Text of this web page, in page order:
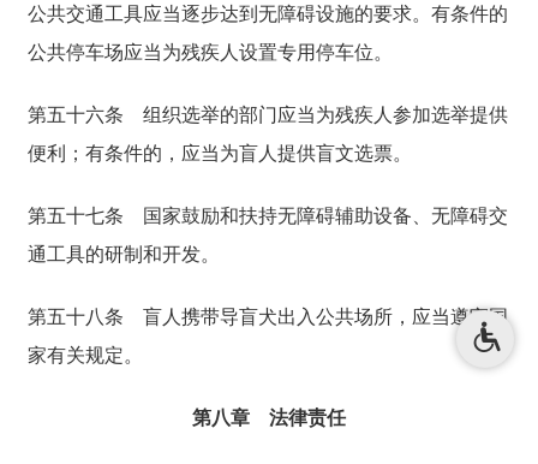
公共交通工具应当逐步达到无障碍设施的要求。有条件的
公共停车场应当为残疾人设置专用停车位。
第五十六条 组织选举的部门应当为残疾人参加选举提供
便利；有条件的，应当为盲人提供盲文选票。
第五十七条 国家鼓励和扶持无障碍辅助设备、无障碍交
通工具的研制和开发。
第五十八条 盲人携带导盲犬出入公共场所，应当遵守国
家有关规定。
第八章 法律责任